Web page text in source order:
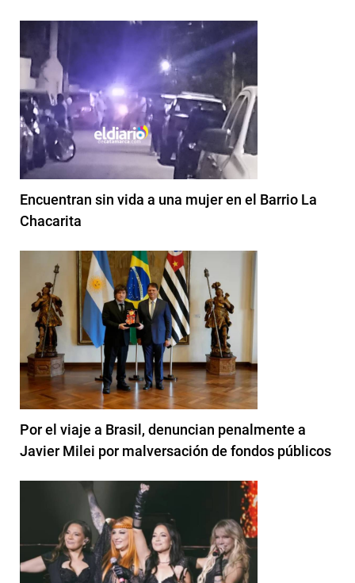
Encuentran sin vida a una mujer en el Barrio La
Chacarita
Por el viaje a Brasil, denuncian penalmente a
Javier Milei por malversación de fondos públicos